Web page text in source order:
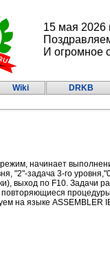
15 мая 2026
И огромное
Wiki DRKB
начинает
"2"-задача 3-го
выход по F10. Задачи
на языке ASSEMBLER